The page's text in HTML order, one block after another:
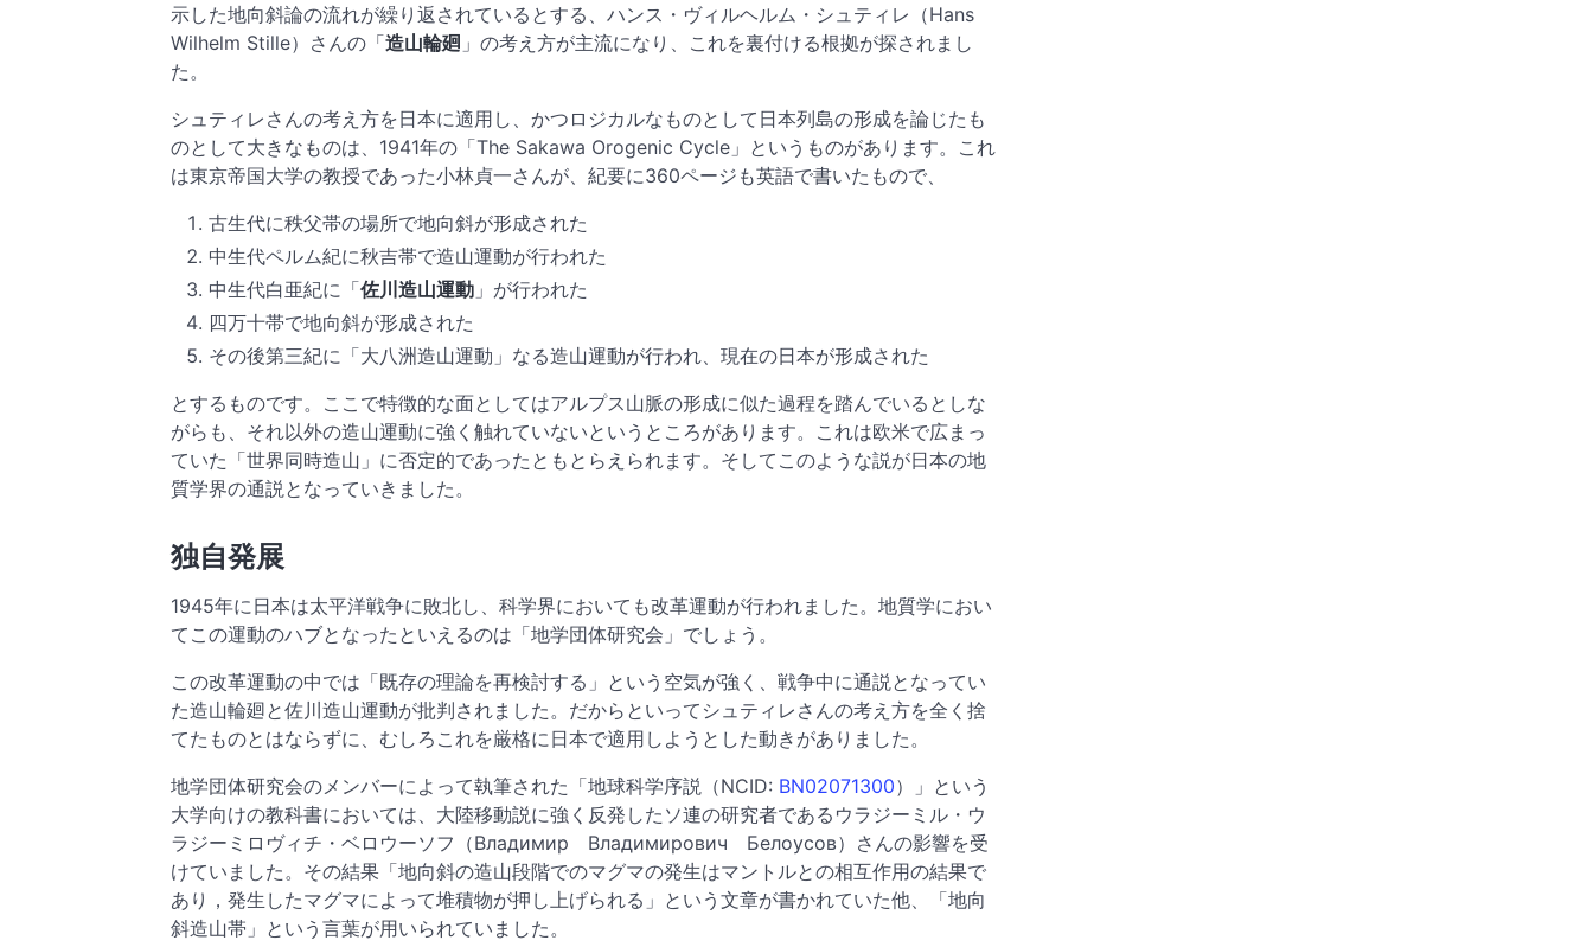
示した地向斜論の流れが繰り返されているとする、ハンス・ヴィルヘルム・シュティレ（Hans
Wilhelm Stille）さんの「造山輪廻 」の考え方が主流になり、これを裏付ける根拠が探されまし
た。
シュティレさんの考え方を日本に適用し、かつロジカルなものとして日本列島の形成を論じたも
のとして大きなものは、1941年の「The Sakawa Orogenic Cycle」というものがあります。これ
は東京帝国大学の教授であった小林貞一さんが、紀要に360ページも英語で書いたもので、
古生代に秩父帯の場所で地向斜が形成された
中生代ペルム紀に秋吉帯で造山運動が行われた
中生代白亜紀に「佐川造山運動 」が行われた
四万十帯で地向斜が形成された
その後第三紀に「大八洲造山運動」なる造山運動が行われ、現在の日本が形成された
とするものです。ここで特徴的な面としてはアルプス山脈の形成に似た過程を踏んでいるとしな
がらも、それ以外の造山運動に強く触れていないというところがあります。これは欧米で広まっ
ていた「世界同時造山」に否定的であったともとらえられます。そしてこのような説が日本の地
質学界の通説となっていきました。
独自発展
1945年に日本は太平洋戦争に敗北し、科学界においても改革運動が行われました。地質学におい
てこの運動のハブとなったといえるのは「地学団体研究会」でしょう。
この改革運動の中では「既存の理論を再検討する」という空気が強く、戦争中に通説となってい
た造山輪廻と佐川造山運動が批判されました。だからといってシュティレさんの考え方を全く捨
てたものとはならずに、むしろこれを厳格に日本で適用しようとした動きがありました。
地学団体研究会のメンバーによって執筆された「地球科学序説（NCID: BN02071300）」という
大学向けの教科書においては、大陸移動説に強く反発したソ連の研究者であるウラジーミル・ウ
ラジーミロヴィチ・ベロウーソフ（Владимир Владимирович Белоусов）さんの影響を受
けていました。その結果「地向斜の造山段階でのマグマの発生はマントルとの相互作用の結果で
あり，発生したマグマによって堆積物が押し上げられる」という文章が書かれていた他、「地向
斜造山帯」という言葉が用いられていました。